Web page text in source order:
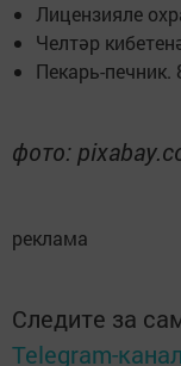
Лицензияле
Челтәр
Пекарь-печник.
фото:
реклама
Следите за
Telegram-